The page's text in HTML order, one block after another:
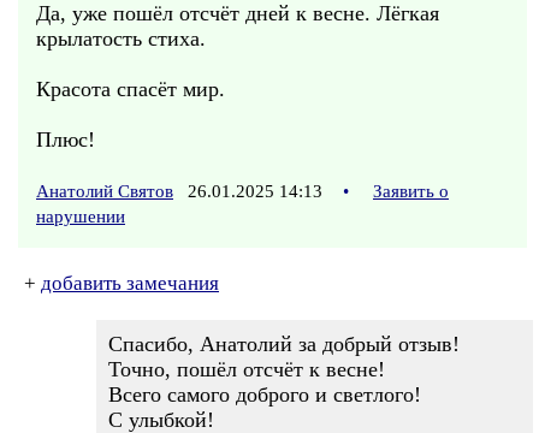
Да, уже пошёл отсчёт дней к весне. Лёгкая
крылатость стиха.
Красота спасёт мир.
Плюс!
Анатолий Святов 26.01.2025 14:13 •
Заявить о
нарушении
+ добавить замечания
Спасибо, Анатолий за добрый отзыв!
Точно, пошёл отсчёт к весне!
Всего самого доброго и светлого!
С улыбкой!